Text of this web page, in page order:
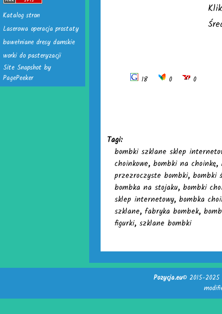
Katalog stron
Laserowa operacja prostaty
bawełniane dresy damskie
worki do pasteryzacji
Site Snapshot by
PagePeeker
18 0 0
Tagi:
bombki szklane sklep
choinkowe, bombki na choinkę,
przezroczyste bombki, bombki
bombka na stojaku, bombki
sklep internetowy, bombka
szklane, fabryka bombek,
figurki, szklane bombki
Pozycja.eu© 2015-